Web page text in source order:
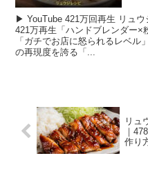
▶ YouTube 421万回再生 リュウ
421万再生「ハンドブレンダー×
「ガチでお店に怒られるレベ
の再現度を誇る「...
リュ
｜
作り